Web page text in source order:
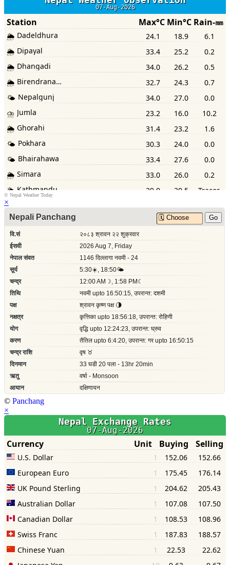
© Nepal Weather Today
×
© Panchang
×